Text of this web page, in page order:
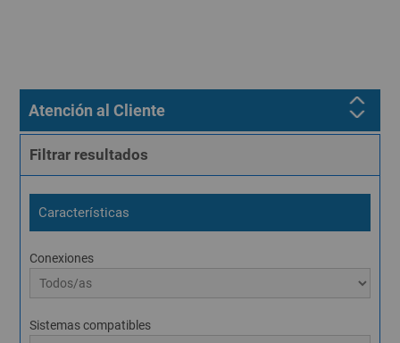
Atención al Cliente
Filtrar resultados
Características
Conexiones
Sistemas compatibles